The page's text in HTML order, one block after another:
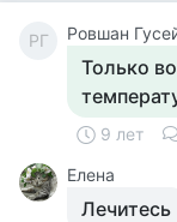
РГ Ровшан
Только
9 лет
Елена
Лечитесь